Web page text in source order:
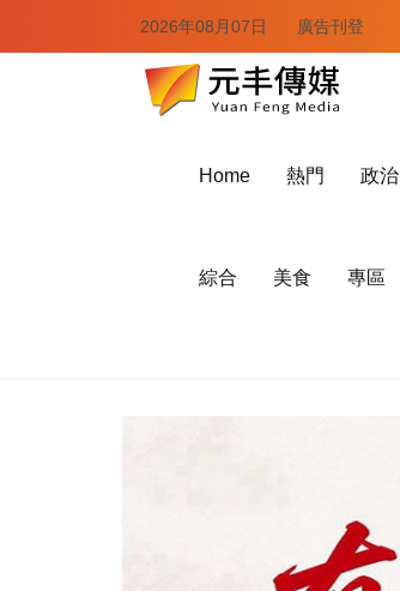
2026年08月07日 廣告刊登
Home 熱門 政治
綜合 美食 專區